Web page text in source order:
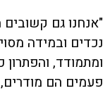
"אנחנו גם
נכדים ובמידה
ומתמודד,
פעמים הם